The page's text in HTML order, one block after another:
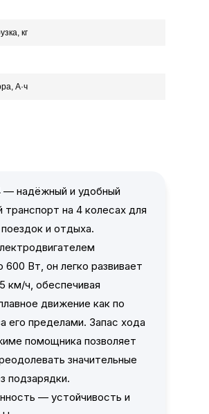
кг
А·ч
— надёжный и удобный
транспорт на 4 колесах для
и отдыха.
Вт, он легко развивает
км/ч, обеспечивая
движение как по
его пределами. Запас хода
помощника позволяет
значительные
подзарядки.
— устойчивость и